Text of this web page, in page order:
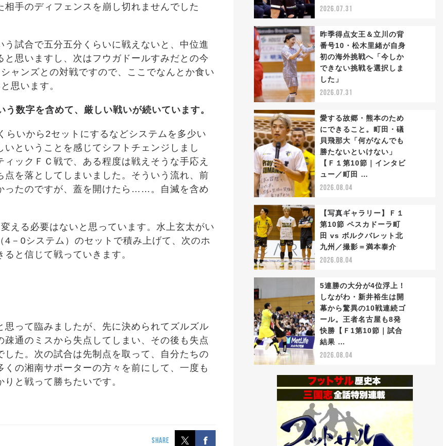
手のディフェンスを崩し切れませんでした
試合で五分五分くらいに戦えないと、中位進
思いますし、次はフウガドールすみだとの今
ャンズとの対戦ですので、ここでなんとか食い
思います。
数字を含めて、厳しい戦いが続いています。
いから2セットにするなどシステムを多少い
ということを感じてシフトチェンジしまし
ックＦＣ戦で、ある程度は戦えそうな手応え
を落としてしまいました。そういう流れ、前
ったのですが、蓋を開けたら……。自滅を含め
える必要はないと思っています。水上玄太がい
－0システム）のセットで積み上げて、次のホ
と信じて戦っていきます。
って臨みましたが、先に決められてズルズル
通のミスから失点してしまい、その後も失点
た。次の試合は先制点を取って、自分たちの
の湘南サポーターの方々を前にして、一度も
と戦って勝ちたいです。
SHARE
2026.07.31
昨季得点女王＆立川の背
番号10・松木里緒が自身
初の海外挑戦へ「今しか
できない挑戦を選択しま
した」
2026.07.31
愛する故郷・熊本のため
にできること。町田・礒
貝飛那大「何がなんでも
勝たないといけない」
【Ｆ１第10節｜インタビ
ュー／町田 …
2026.08.04
【写真ギャラリー】Ｆ１
第10節 ペスカドーラ町
田 vs ボルクバレット北
九州／撮影＝満本泰介
2026.08.04
5連勝の大分が4位浮上！
しながわ・新井裕生は開
幕から驚異の10戦連続ゴ
ール。王者名古屋も8発
快勝【Ｆ1第10節｜試合
結果 …
2026.08.04